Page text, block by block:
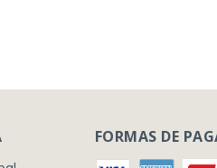
FORMAS DE